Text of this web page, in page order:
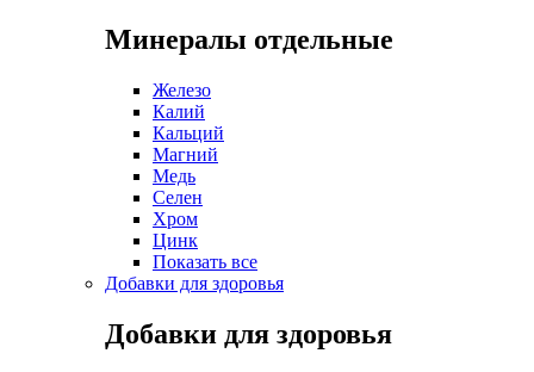
Минералы отдельные
Железо
Калий
Кальций
Магний
Медь
Селен
Хром
Цинк
Показать все
Добавки для здоровья
Добавки для здоровья